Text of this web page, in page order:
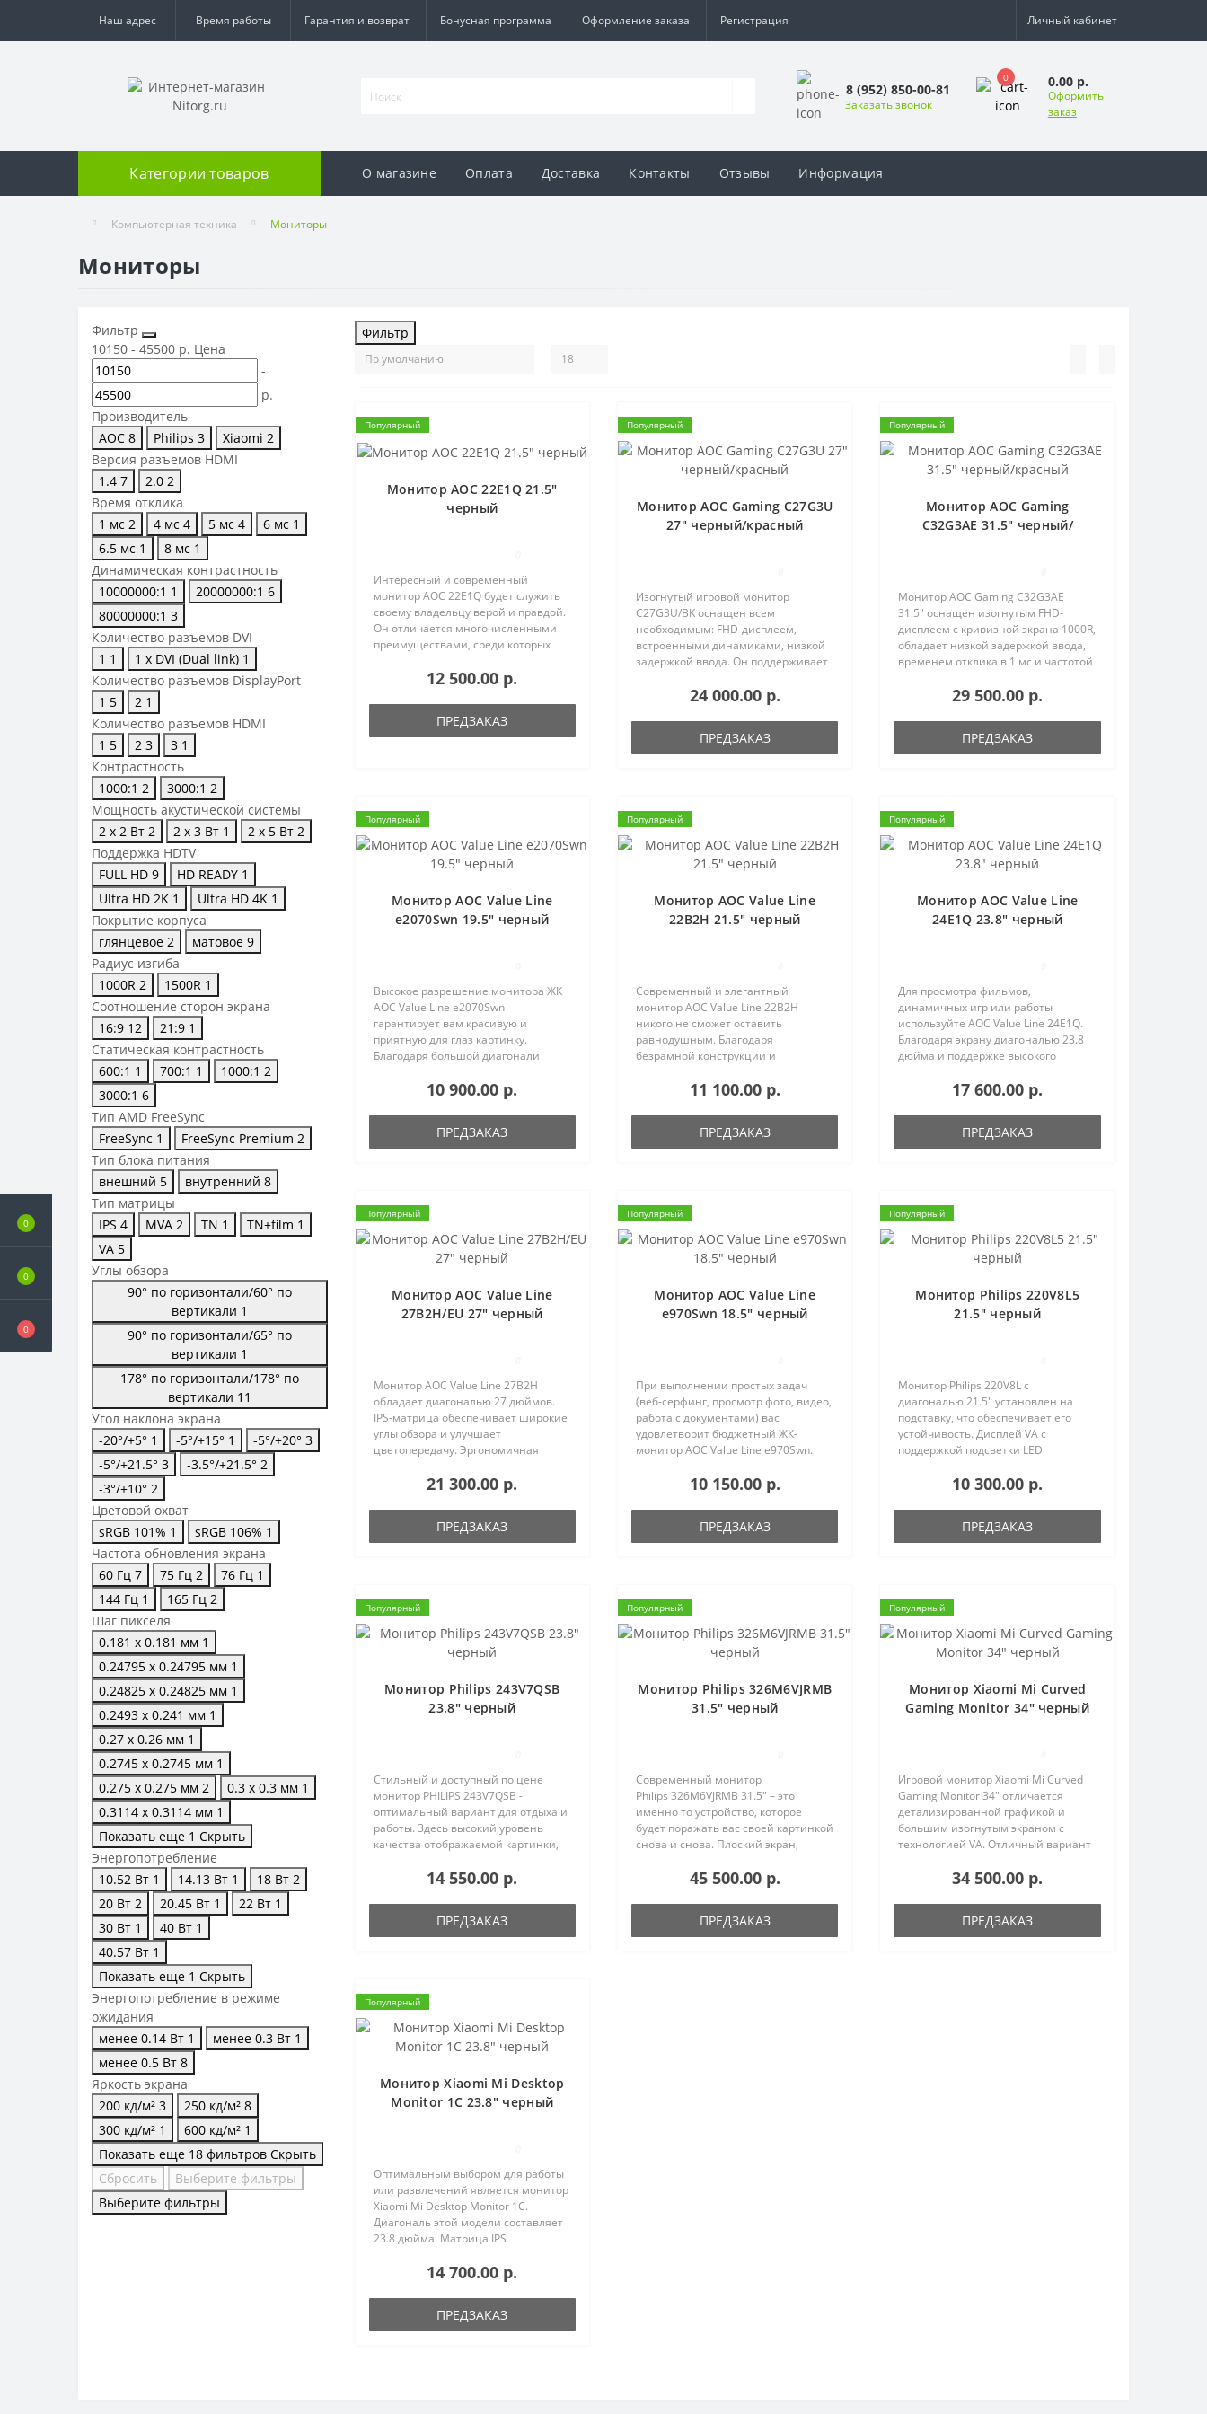
0
0
0
Наш адрес Время работы Гарантия и возврат Бонусная программа Оформление заказа Регистрация Личный кабинет
8 (952) 850-00-81
Заказать звонок
0 0.00 р.
Оформить
заказ
Категории товаров О магазине Оплата Доставка Контакты Отзывы Информация
Компьютерная техника Мониторы
Мониторы
Фильтр
10150 - 45500 р. Цена
-
р.
Производитель
AOC 8 Philips 3 Xiaomi 2
Версия разъемов HDMI
1.4 7 2.0 2
Время отклика
1 мс 2 4 мс 4 5 мс 4 6 мс 1
6.5 мс 1 8 мс 1
Динамическая контрастность
10000000:1 1 20000000:1 6
80000000:1 3
Количество разъемов DVI
1 1 1 х DVI (Dual link) 1
Количество разъемов DisplayPort
1 5 2 1
Количество разъемов HDMI
1 5 2 3 3 1
Контрастность
1000:1 2 3000:1 2
Мощность акустической системы
2 х 2 Вт 2 2 х 3 Вт 1 2 х 5 Вт 2
Поддержка HDTV
FULL HD 9 HD READY 1
Ultra HD 2K 1 Ultra HD 4K 1
Покрытие корпуса
глянцевое 2 матовое 9
Радиус изгиба
1000R 2 1500R 1
Соотношение сторон экрана
16:9 12 21:9 1
Статическая контрастность
600:1 1 700:1 1 1000:1 2
3000:1 6
Тип AMD FreeSync
FreeSync 1 FreeSync Premium 2
Тип блока питания
внешний 5 внутренний 8
Тип матрицы
IPS 4 MVA 2 TN 1 TN+film 1
VA 5
Углы обзора
90° по горизонтали/60° по
вертикали 1
90° по горизонтали/65° по
вертикали 1
178° по горизонтали/178° по
вертикали 11
Угол наклона экрана
-20°/+5° 1 -5°/+15° 1 -5°/+20° 3
-5°/+21.5° 3 -3.5°/+21.5° 2
-3°/+10° 2
Цветовой охват
sRGB 101% 1 sRGB 106% 1
Частота обновления экрана
60 Гц 7 75 Гц 2 76 Гц 1
144 Гц 1 165 Гц 2
Шаг пикселя
0.181 х 0.181 мм 1
0.24795 х 0.24795 мм 1
0.24825 х 0.24825 мм 1
0.2493 х 0.241 мм 1
0.27 х 0.26 мм 1
0.2745 х 0.2745 мм 1
0.275 х 0.275 мм 2 0.3 х 0.3 мм 1
0.3114 х 0.3114 мм 1
Показать еще 1 Скрыть
Энергопотребление
10.52 Вт 1 14.13 Вт 1 18 Вт 2
20 Вт 2 20.45 Вт 1 22 Вт 1
30 Вт 1 40 Вт 1
40.57 Вт 1
Показать еще 1 Скрыть
Энергопотребление в режиме
ожидания
менее 0.14 Вт 1 менее 0.3 Вт 1
менее 0.5 Вт 8
Яркость экрана
200 кд/м² 3 250 кд/м² 8
300 кд/м² 1 600 кд/м² 1
Показать еще 18 фильтров Скрыть
Сбросить
Выберите фильтры
Выберите фильтры
Фильтр
Популярный
Монитор AOC 22E1Q 21.5"
черный
Интересный и современный
монитор AOC 22E1Q будет служить
своему владельцу верой и правдой.
Он отличается многочисленными
преимуществами, среди которых
матрицу. Именно она обеспечивает
широкие углы обзора, а также
разрешение..
12 500.00 р.
ПРЕДЗАКАЗ
Популярный
Монитор AOC Gaming C27G3U
27" черный/красный
Изогнутый игровой монитор
C27G3U/BK оснащен всем
необходимым: FHD-дисплеем,
встроенными динамиками, низкой
задержкой ввода. Он поддерживает
разрывов в игровом процессе и
обладает частотой обновления 165
Гц для плавного..
24 000.00 р.
ПРЕДЗАКАЗ
Популярный
Монитор AOC Gaming
C32G3AE 31.5" черный/
Монитор AOC Gaming C32G3AE
31.5" оснащен изогнутым FHD-
дисплеем с кривизной экрана 1000R,
обладает низкой задержкой ввода,
временем отклика в 1 мс и частотой
своей универсальности устройство
29 500.00 р.
ПРЕДЗАКАЗ
Популярный
Монитор AOC Value Line
e2070Swn 19.5" черный
Высокое разрешение монитора ЖК
AOC Value Line e2070Swn
гарантирует вам красивую и
приятную для глаз картинку.
Благодаря большой диагонали
в мельчайших подробностях.
Выглядит этот монитор очень
необычно и привлекатель..
10 900.00 р.
ПРЕДЗАКАЗ
Популярный
Монитор AOC Value Line
22B2H 21.5" черный
Современный и элегантный
монитор AOC Value Line 22B2H
никого не сможет оставить
равнодушным. Благодаря
безрамной конструкции и
использовать для показа сразу
установленных рядом друг с другом.
Вне зависим..
11 100.00 р.
ПРЕДЗАКАЗ
Популярный
Монитор AOC Value Line
24E1Q 23.8" черный
Для просмотра фильмов,
динамичных игр или работы
используйте AOC Value Line 24E1Q.
Благодаря экрану диагональю 23.8
дюйма и поддержке высокого
мельчайшая деталь не останется
незамеченной. Для подключения
личных носителей..
17 600.00 р.
ПРЕДЗАКАЗ
Популярный
Монитор AOC Value Line
27B2H/EU 27" черный
Монитор AOC Value Line 27B2H
обладает диагональю 27 дюймов.
IPS-матрица обеспечивает широкие
углы обзора и улучшает
цветопередачу. Эргономичная
угол наклона экрана. Благодаря
светодиодной подсветке
жидкокристаллическо..
21 300.00 р.
ПРЕДЗАКАЗ
Популярный
Монитор AOC Value Line
e970Swn 18.5" черный
При выполнении простых задач
(веб-серфинг, просмотр фото, видео,
работа с документами) вас
удовлетворит бюджетный ЖК-
монитор AOC Value Line e970Swn.
финансовых затрат заменить
отслуживший свое компьютерный
монитор, то обр..
10 150.00 р.
ПРЕДЗАКАЗ
Популярный
Монитор Philips 220V8L5
21.5" черный
Монитор Philips 220V8L с
диагональю 21.5" установлен на
подставку, что обеспечивает его
устойчивость. Дисплей VA с
поддержкой подсветки LED
Такой дисплей эффективен для
работы в офисных программах, а
также для просмо..
10 300.00 р.
ПРЕДЗАКАЗ
Популярный
Монитор Philips 243V7QSB
23.8" черный
Стильный и доступный по цене
монитор PHILIPS 243V7QSB -
оптимальный вариант для отдыха и
работы. Здесь высокий уровень
качества отображаемой картинки,
Она обеспечивает отличную
цветопередачу и разрешение в 1920
х 1080..
14 550.00 р.
ПРЕДЗАКАЗ
Популярный
Монитор Philips 326M6VJRMB
31.5" черный
Современный монитор
Philips 326M6VJRMB 31.5" – это
именно то устройство, которое
будет поражать вас своей картинкой
снова и снова. Плоский экран,
сочетании с темно–серым.
Подойдет к большинству
сегодняшних системных бло..
45 500.00 р.
ПРЕДЗАКАЗ
Популярный
Монитор Xiaomi Mi Curved
Gaming Monitor 34" черный
Игровой монитор Xiaomi Mi Curved
Gaming Monitor 34" отличается
детализированной графикой и
большим изогнутым экраном с
технологией VA. Отличный вариант
насладиться красивой
качественной картинкой.
Поверхность экрана мато..
34 500.00 р.
ПРЕДЗАКАЗ
Популярный
Монитор Xiaomi Mi Desktop
Monitor 1C 23.8" черный
Оптимальным выбором для работы
или развлечений является монитор
Xiaomi Mi Desktop Monitor 1C.
Диагональ этой модели составляет
23.8 дюйма. Матрица IPS
изображение. Монитор отличается
широкими углами обзора для комф..
14 700.00 р.
ПРЕДЗАКАЗ